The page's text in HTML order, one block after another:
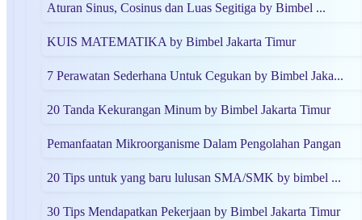
Aturan Sinus, Cosinus dan Luas Segitiga by Bimbel ...
KUIS MATEMATIKA by Bimbel Jakarta Timur
7 Perawatan Sederhana Untuk Cegukan by Bimbel Jaka...
20 Tanda Kekurangan Minum by Bimbel Jakarta Timur
Pemanfaatan Mikroorganisme Dalam Pengolahan Pangan
20 Tips untuk yang baru lulusan SMA/SMK by bimbel ...
30 Tips Mendapatkan Pekerjaan by Bimbel Jakarta Timur